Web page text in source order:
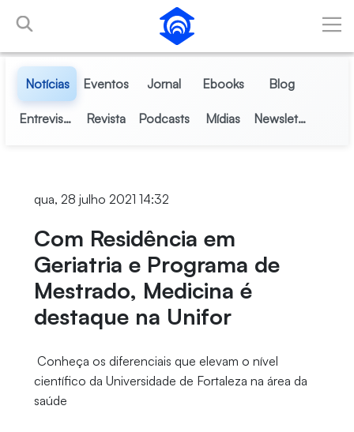
Pular para o Conteúdo principal
Notícias Eventos Jornal Ebooks Blog
Entrevistas Revista Podcasts Mídias Newsletter
qua, 28 julho 2021 14:32
Com Residência em
Geriatria e Programa de
Mestrado, Medicina é
destaque na Unifor
Conheça os diferenciais que elevam o nível
científico da Universidade de Fortaleza na área da
saúde